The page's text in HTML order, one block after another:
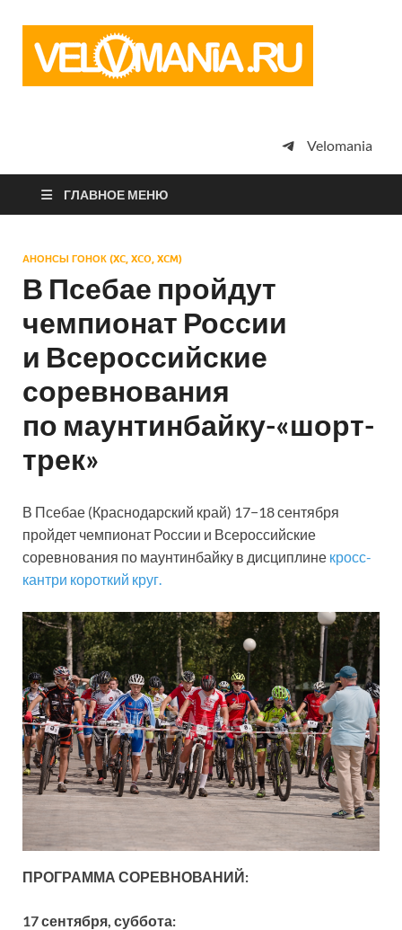
просто
Velomania
ГЛАВНОЕ МЕНЮ
АНОНСЫ ГОНОК (XC, XCO, XCM)
В Псебае пройдут
чемпионат России
и Всероссийские
соревнования
по маунтинбайку-«шорт-
трек»
В Псебае (Краснодарский край) 17−18 сентября
пройдет чемпионат России и Всероссийские
соревнования по маунтинбайку в дисциплине кросс-
кантри короткий круг.
ПРОГРАММА СОРЕВНОВАНИЙ:
17 сентября, суббота: